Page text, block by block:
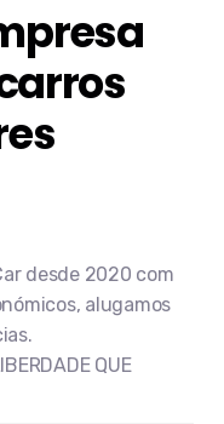
desde 2020 com
alugamos
QUE